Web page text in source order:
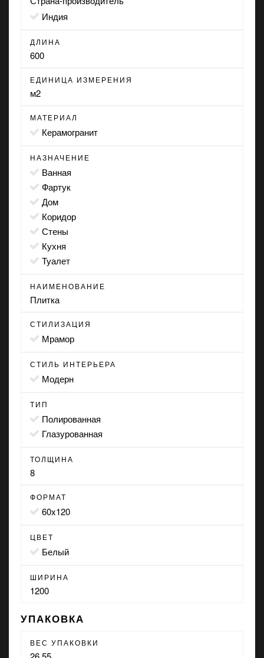
Индия
ДЛИНА
600
ЕДИНИЦА ИЗМЕРЕНИЯ
м2
МАТЕРИАЛ
Керамогранит
НАЗНАЧЕНИЕ
ванная
фартук
дом
коридор
стены
кухня
туалет
НАИМЕНОВАНИЕ
Плитка
СТИЛИЗАЦИЯ
мрамор
СТИЛЬ ИНТЕРЬЕРА
модерн
ТИП
полированная
глазурованная
ТОЛЩИНА
8
ФОРМАТ
60x120
ЦВЕТ
белый
ШИРИНА
1200
УПАКОВКА
ВЕС УПАКОВКИ